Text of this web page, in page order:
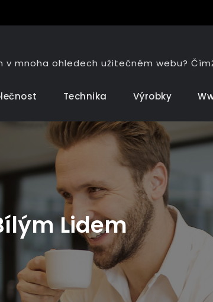
mnoha ohledech užitečném webu?
Technika Výrobky
Lidem